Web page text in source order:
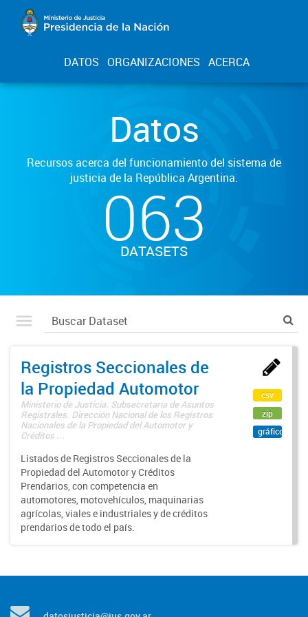
DATOS ORGANIZACIONES ACERCA
Datos
Recursos acerca del funcionamiento del sistema de
justicia de la República Argentina.
063
DATASETS
Registros Seccionales de
la Propiedad Automotor
Ministerio de Justicia. Subsecretaría de Asuntos
Registrales. Dirección Nacional de los Registros
Nacionales de la Propiedad del Automotor y
Créditos ...
Listados de Registros Seccionales de la
Propiedad del Automotor y Créditos
Prendarios, con competencia en
automotores, motovehículos, maquinarias
agrícolas, viales e industriales y de créditos
prendarios de todo el país.
csv
zip
gráfico